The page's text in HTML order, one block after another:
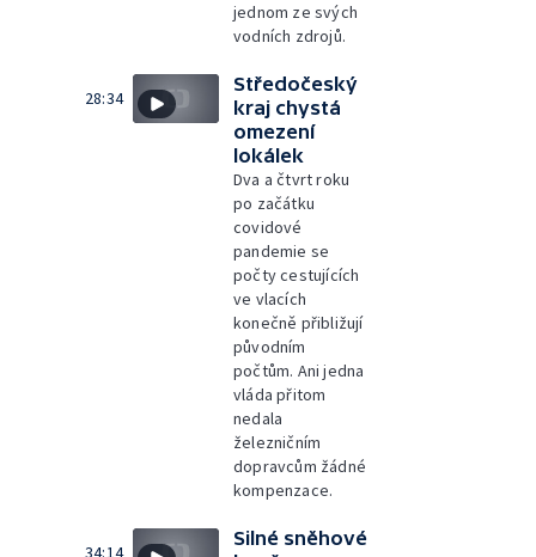
jednom ze svých
vodních zdrojů.
28:34
Středočeský
kraj chystá
omezení
lokálek
Dva a čtvrt roku
po začátku
covidové
pandemie se
počty cestujících
ve vlacích
konečně přibližují
původním
počtům. Ani jedna
vláda přitom
nedala
železničním
dopravcům žádné
kompenzace.
34:14
Silné sněhové